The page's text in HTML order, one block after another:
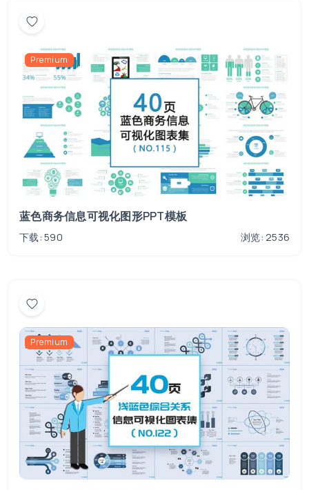
Premium
蓝色商务信息可视化图形PPT模板
下载: 590 浏览: 2536
Premium